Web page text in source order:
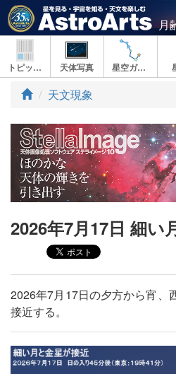
月
トピックス 天体写真 星空ガイド
ト
プ
天文現象
2026年7月17日 細い
2026年7月17日の夕方から宵、
接近する。